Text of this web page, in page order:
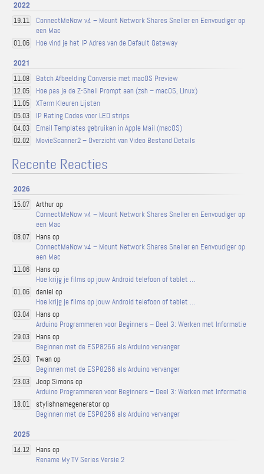
2022
19.11
ConnectMeNow v4 – Mount Network Shares Sneller en Eenvoudiger op
een Mac
01.06 Hoe vind je het IP Adres van de Default Gateway
2021
11.08 Batch Afbeelding Conversie met macOS Preview
12.05 Hoe pas je de Z-Shell Prompt aan (zsh – macOS, Linux)
11.05 XTerm Kleuren Lijsten
05.03 IP Rating Codes voor LED strips
04.03 Email Templates gebruiken in Apple Mail (macOS)
02.02 MovieScanner2 – Overzicht van Video Bestand Details
Recente Reacties
2026
15.07
Arthur op
ConnectMeNow v4 – Mount Network Shares Sneller en Eenvoudiger op
een Mac
08.07
Hans op
ConnectMeNow v4 – Mount Network Shares Sneller en Eenvoudiger op
een Mac
11.06
Hans op
Hoe krijg je films op jouw Android telefoon of tablet …
01.06
daniel op
Hoe krijg je films op jouw Android telefoon of tablet …
03.04
Hans op
Arduino Programmeren voor Beginners – Deel 3: Werken met Informatie
29.03
Hans op
Beginnen met de ESP8266 als Arduino vervanger
25.03
Twan op
Beginnen met de ESP8266 als Arduino vervanger
23.03
Joop Simons op
Arduino Programmeren voor Beginners – Deel 3: Werken met Informatie
18.01
stylishnamegenerator op
Beginnen met de ESP8266 als Arduino vervanger
2025
14.12
Hans op
Rename My TV Series Versie 2